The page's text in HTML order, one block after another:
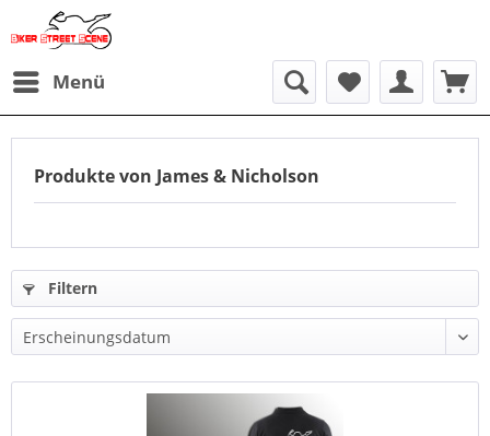
Menü
Produkte von James & Nicholson
Filtern